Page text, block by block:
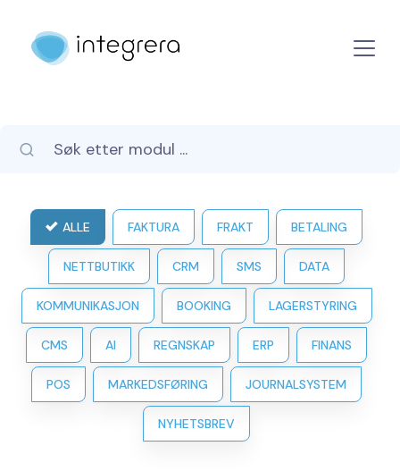
ALLE FAKTURA FRAKT BETALING
NETTBUTIKK CRM SMS DATA
KOMMUNIKASJON BOOKING LAGERSTYRING
CMS AI REGNSKAP ERP FINANS
POS MARKEDSFØRING JOURNALSYSTEM
NYHETSBREV